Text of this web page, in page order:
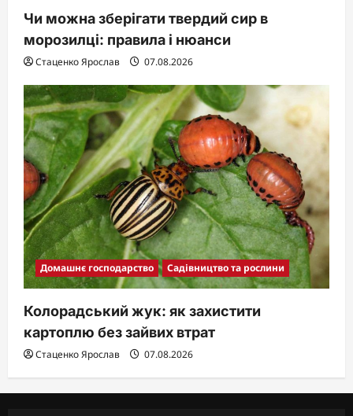
Чи можна зберігати твердий сир в
морозилці: правила і нюанси
Стаценко Ярослав 07.08.2026
Домашнє господарство Садівництво та рослини
Колорадський жук: як захистити
картоплю без зайвих втрат
Стаценко Ярослав 07.08.2026